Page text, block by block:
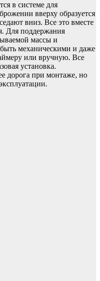
в системе для
вверху образуется
вниз. Все это вместе
Для поддержания
массы и
механическими и даже
или вручную. Все
установка.
дорога при монтаже, но